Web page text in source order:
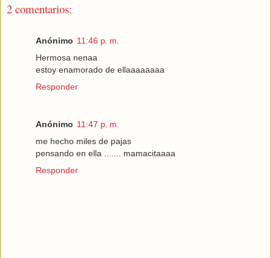
2 comentarios:
Anónimo 11:46 p. m.
Hermosa nenaa
estoy enamorado de ellaaaaaaaa
Responder
Anónimo 11:47 p. m.
me hecho miles de pajas
pensando en ella ....... mamacitaaaa
Responder